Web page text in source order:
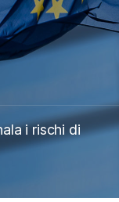
i rischi di